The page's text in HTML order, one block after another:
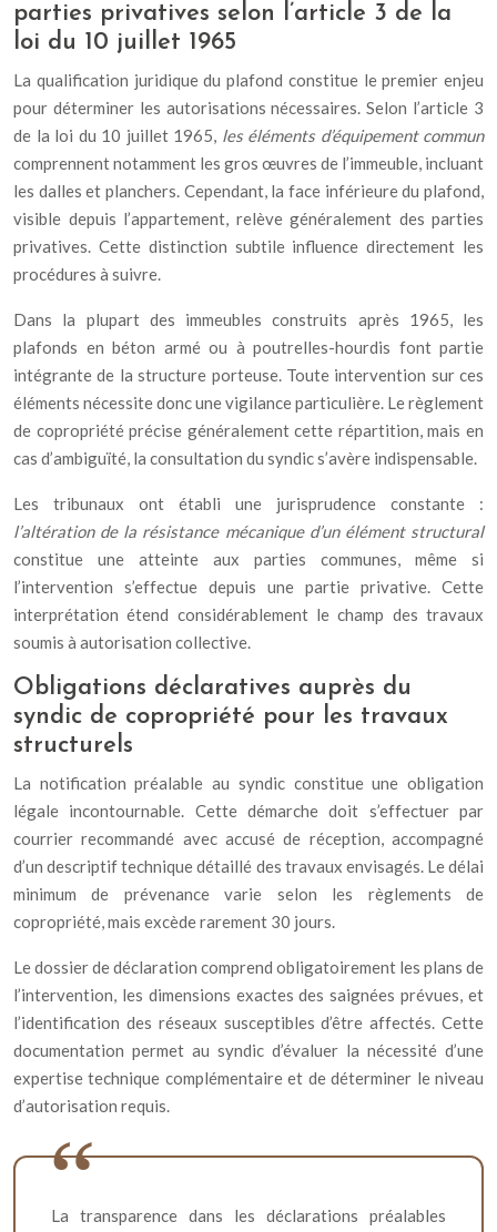
parties privatives selon l’article 3 de la
loi du 10 juillet 1965
La qualification juridique du plafond constitue le premier enjeu
pour déterminer les autorisations nécessaires. Selon l’article 3
de la loi du 10 juillet 1965, les éléments d’équipement commun
comprennent notamment les gros œuvres de l’immeuble, incluant
les dalles et planchers. Cependant, la face inférieure du plafond,
visible depuis l’appartement, relève généralement des parties
privatives. Cette distinction subtile influence directement les
procédures à suivre.
Dans la plupart des immeubles construits après 1965, les
plafonds en béton armé ou à poutrelles-hourdis font partie
intégrante de la structure porteuse. Toute intervention sur ces
éléments nécessite donc une vigilance particulière. Le règlement
de copropriété précise généralement cette répartition, mais en
cas d’ambiguïté, la consultation du syndic s’avère indispensable.
Les tribunaux ont établi une jurisprudence constante :
l’altération de la résistance mécanique d’un élément structural
constitue une atteinte aux parties communes, même si
l’intervention s’effectue depuis une partie privative. Cette
interprétation étend considérablement le champ des travaux
soumis à autorisation collective.
Obligations déclaratives auprès du
syndic de copropriété pour les travaux
structurels
La notification préalable au syndic constitue une obligation
légale incontournable. Cette démarche doit s’effectuer par
courrier recommandé avec accusé de réception, accompagné
d’un descriptif technique détaillé des travaux envisagés. Le délai
minimum de prévenance varie selon les règlements de
copropriété, mais excède rarement 30 jours.
Le dossier de déclaration comprend obligatoirement les plans de
l’intervention, les dimensions exactes des saignées prévues, et
l’identification des réseaux susceptibles d’être affectés. Cette
documentation permet au syndic d’évaluer la nécessité d’une
expertise technique complémentaire et de déterminer le niveau
d’autorisation requis.
La transparence dans les déclarations préalables